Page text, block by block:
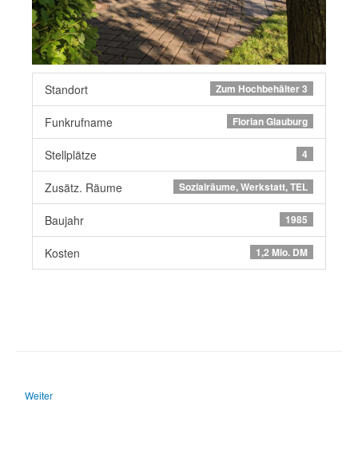
Zum Hochbehälter 3
Standort
Florian Glauburg
Funkrufname
4
Stellplätze
Sozialräume, Werkstatt, TEL
Zusätz. Räume
1985
Baujahr
1,2 Mio. DM
Kosten
Nächster Beitrag: Alarmierung der Einsatzkräfte
Weiter